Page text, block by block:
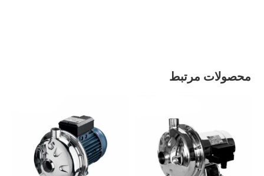
محصولات مرتبط